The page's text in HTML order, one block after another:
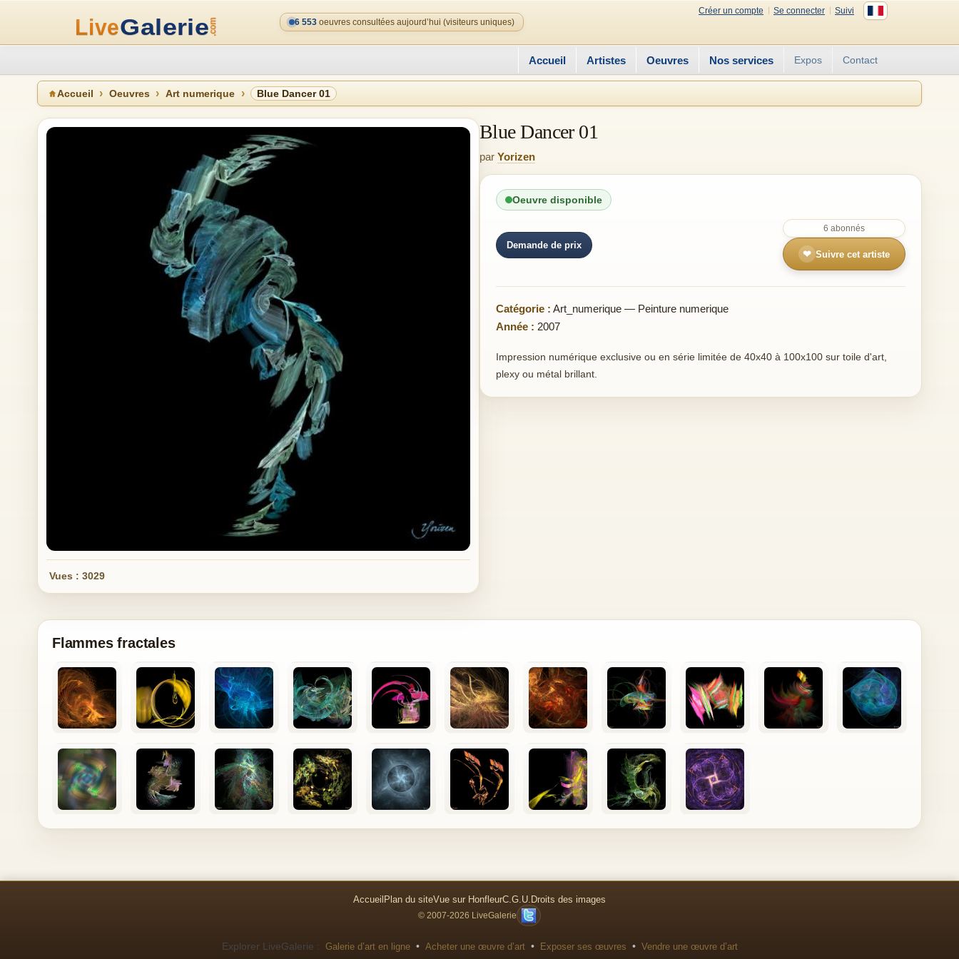
Créer un compte Se connecter
Suivi
6 553 oeuvres consultées aujourd’hui (visiteurs uniques)
Accueil Artistes Oeuvres Nos services Expos Contact
Accueil Oeuvres Art numerique Blue Dancer 01
Vues : 3029
Blue Dancer 01
par Yorizen
Oeuvre disponible
Demande de prix
6 abonnés
❤ Suivre cet artiste
Catégorie : Art_numerique — Peinture numerique
Année : 2007
Impression numérique exclusive ou en série limitée de 40x40 à 100x100 sur toile d'art,
plexy ou métal brillant.
Flammes fractales
Accueil Plan du siteVue sur HonfleurC.G.U. Droits des images
© 2007-2026 LiveGalerie
Explorer LiveGalerie : Galerie d’art en ligne • Acheter une œuvre d’art • Exposer ses œuvres • Vendre une œuvre d’art